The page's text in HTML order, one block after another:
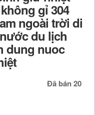
gỉ 304
ngoài trời di
du lịch
dung nuoc
Đã bán 20